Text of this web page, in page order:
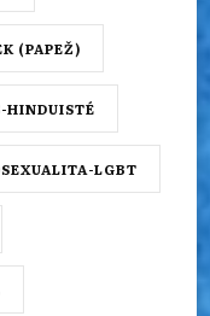
(PAPEŽ)
HINDUISTÉ
LGBT